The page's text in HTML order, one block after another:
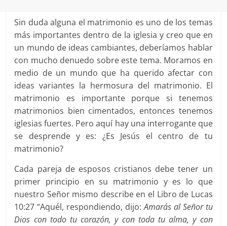
Sin duda alguna el matrimonio es uno de los temas
más importantes dentro de la iglesia y creo que en
un mundo de ideas cambiantes, deberíamos hablar
con mucho denuedo sobre este tema. Moramos en
medio de un mundo que ha querido afectar con
ideas variantes la hermosura del matrimonio. El
matrimonio es importante porque si tenemos
matrimonios bien cimentados, entonces tenemos
iglesias fuertes. Pero aquí hay una interrogante que
se desprende y es: ¿Es Jesús el centro de tu
matrimonio?
Cada pareja de esposos cristianos debe tener un
primer principio en su matrimonio y es lo que
nuestro Señor mismo describe en el Libro de Lucas
10:27 “Aquél, respondiendo, dijo:Amarás al Señor tu
Dios con todo tu corazón, y con toda tu alma, y con